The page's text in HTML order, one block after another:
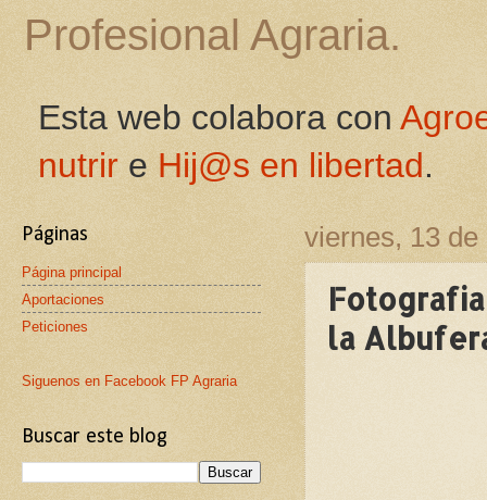
Profesional Agraria.
Esta web colabora con
nutrir e Hij@s en libertad.
viernes, 13 de
la
Páginas
Página principal
Aportaciones
Peticiones
Siguenos en Facebook FP Agraria
Buscar este blog